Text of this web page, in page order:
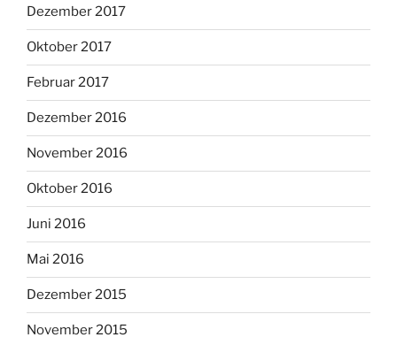
Dezember 2017
Oktober 2017
Februar 2017
Dezember 2016
November 2016
Oktober 2016
Juni 2016
Mai 2016
Dezember 2015
November 2015